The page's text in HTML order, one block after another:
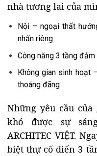
nhà tương lai của
Nội – ngoại thất
nhấn riêng
Công năng 3 tầng
Không gian sinh hoạt
thoáng đãng
Những yêu cầu
khó được sự
ARCHITEC VIỆT.
biệt thự cổ điển 3